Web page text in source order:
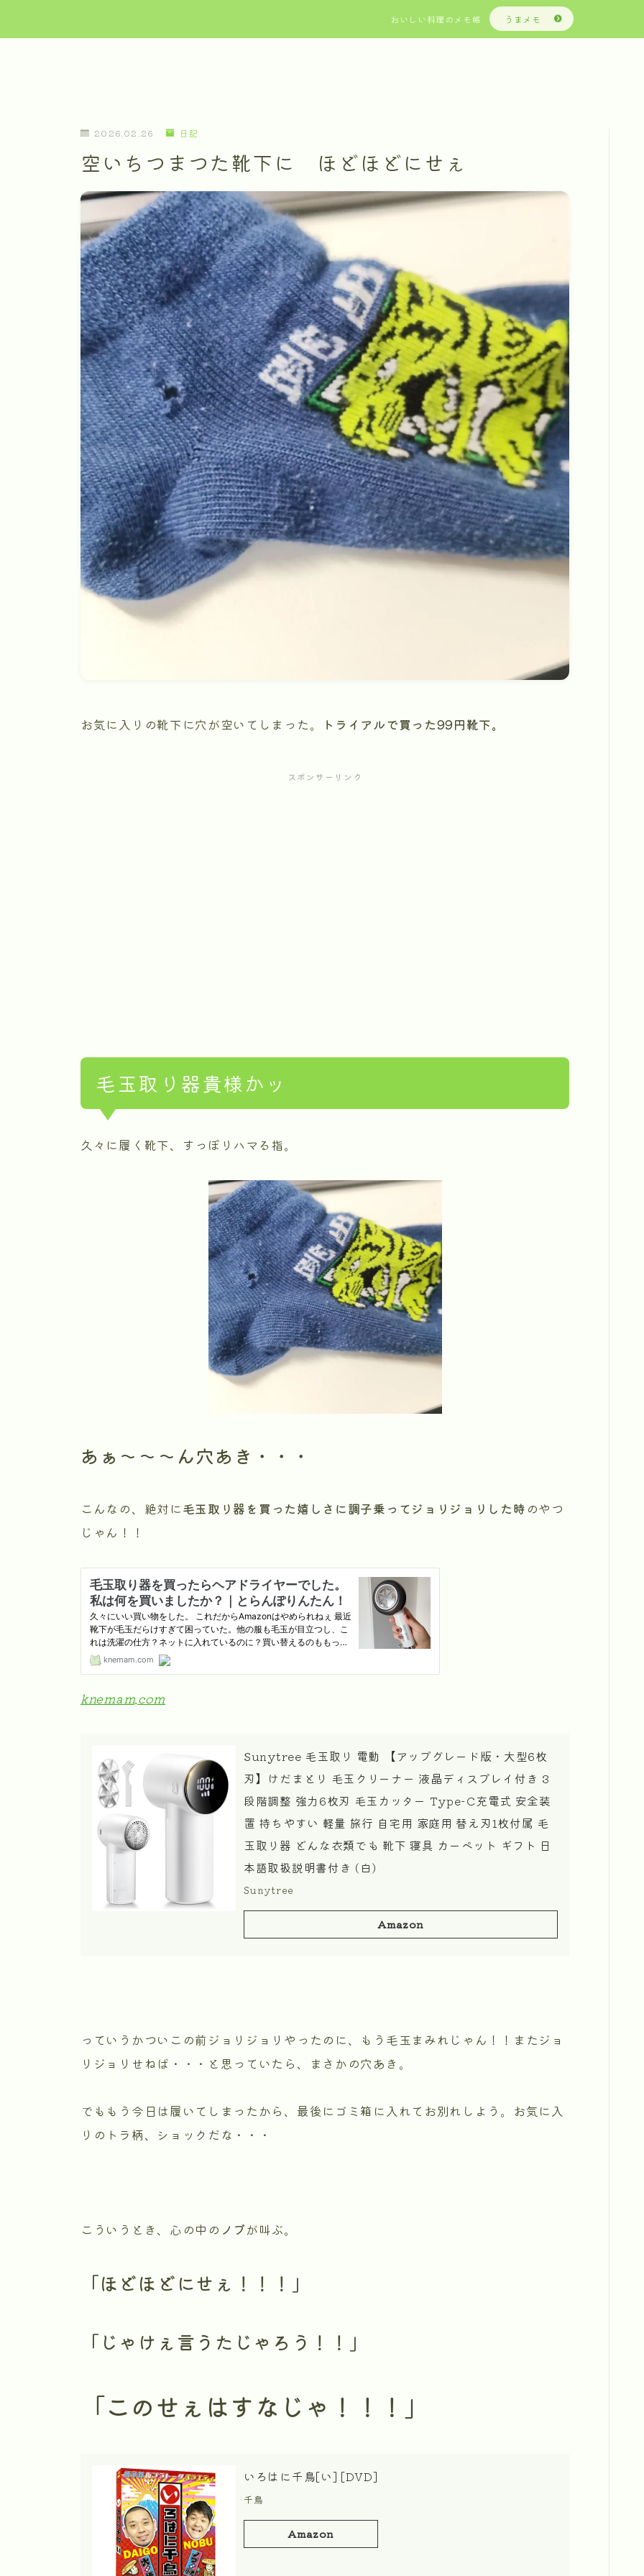
おいしい料理のメモ帳 うまメモ
2026.02.26 日記
空いちつまつた靴下に ほどほどにせぇ
お気に入りの靴下に穴が空いてしまった。 トライアルで買った99円靴下。
スポンサーリンク
毛玉取り器貴様かッ
久々に履く靴下、すっぽりハマる指。
あぁ～～～ん穴あき・・・
こんなの、絶対に毛玉取り器を買った嬉しさに調子乗ってジョリジョリした時 のやつ
じゃん！！
knemam.com
Sunytree 毛玉取り 電動 【アップグレード版・大型6枚
刃】けだまとり 毛玉クリーナー 液晶ディスプレイ付き 3
段階調整 強力6枚刃 毛玉カッター Type-C充電式 安全装
置 持ちやすい 軽量 旅行 自宅用 家庭用 替え刃1枚付属 毛
玉取り器 どんな衣類でも 靴下 寝具 カーペット ギフト 日
本語取扱説明書付き (白)
Sunytree
Amazon
っていうかついこの前ジョリジョリやったのに、もう毛玉まみれじゃん！！またジョ
リジョリせねば・・・と思っていたら、まさかの穴あき。
でももう今日は履いてしまったから、最後にゴミ箱に入れてお別れしよう。お気に入
りのトラ柄、ショックだな・・・
こういうとき、心の中の ノブが叫ぶ。
「ほどほどにせぇ！！！」
「じゃけぇ言うたじゃろう！！」
「このせぇはすなじゃ！！！」
いろはに千鳥[い] [DVD]
千鳥
Amazon